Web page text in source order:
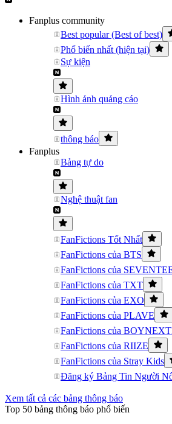
Fanplus community
Best popular (Best of best)
Phổ biến nhất (hiện tại)
Sự kiện
Hình ảnh quảng cáo
thông báo
Fanplus
Bảng tự do
Nghệ thuật fan
FanFictions Tốt Nhất
FanFictions của BTS
FanFictions của
FanFictions của TXT
FanFictions của EXO
FanFictions của PLAVE
FanFictions của
FanFictions của RIIZE
FanFictions của Stray Kids
Đăng ký Bảng Tin Người
Xem tất cả các bảng thông báo
Top 50 bảng thông báo phổ biến